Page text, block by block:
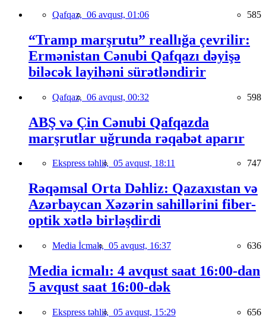
Qafqaz, 06 avqust, 01:06 585
“Tramp marşrutu” reallığa çevrilir:
Ermənistan Cənubi Qafqazı dəyişə
biləcək layihəni sürətləndirir
Qafqaz, 06 avqust, 00:32 598
ABŞ və Çin Cənubi Qafqazda
marşrutlar uğrunda rəqabət aparır
Ekspress təhlil, 05 avqust, 18:11 747
Rəqəmsal Orta Dəhliz: Qazaxıstan və
Azərbaycan Xəzərin sahillərini fiber-
optik xətlə birləşdirdi
Media İcmalı, 05 avqust, 16:37 636
Media icmalı: 4 avqust saat 16:00-dan
5 avqust saat 16:00-dək
Ekspress təhlil, 05 avqust, 15:29 656